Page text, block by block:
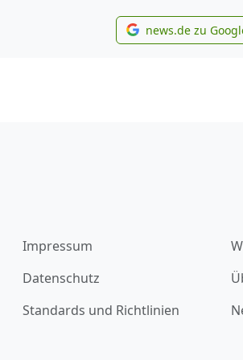
news.de zu
Impressum
Datenschutz
Standards und Richtlinien